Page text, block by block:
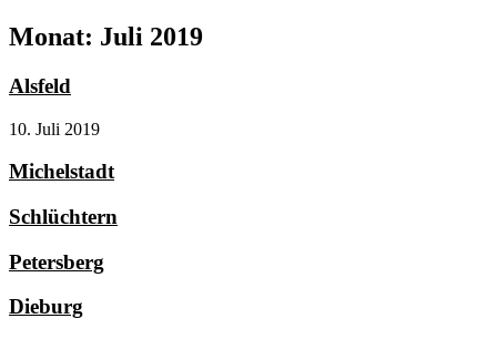
Monat: Juli 2019
Alsfeld
10. Juli 2019
Michelstadt
Schlüchtern
Petersberg
Dieburg